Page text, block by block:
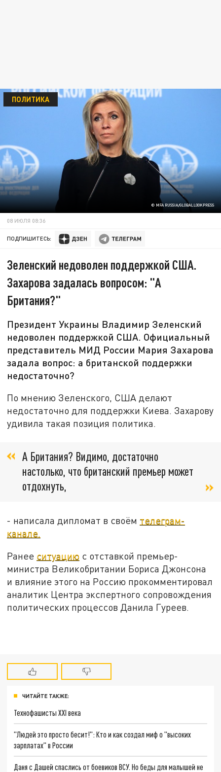
© MFA RUSSIA/GLOBALLOOKPRESS
ПОЛИТИКА
08 ИЮЛЯ 08:36
ПОДПИШИТЕСЬ:
Зеленский недоволен поддержкой США.
Захарова задалась вопросом: "А
Британия?"
Президент Украины Владимир Зеленский
недоволен поддержкой США. Официальный
представитель МИД России Мария Захарова
задала вопрос: а британской поддержки
недостаточно?
По мнению Зеленского, США делают
недостаточно для поддержки Киева. Захарову
удивила такая позиция политика.
А Британия? Видимо, достаточно
настолько, что британский премьер может
отдохнуть,
- написала дипломат в своём телеграм-
канале.
Ранее ситуацию с отставкой премьер-
министра Великобритании Бориса Джонсона
и влияние этого на Россию прокомментировал
аналитик Центра экспертного сопровождения
политических процессов Данила Гуреев.
ЧИТАЙТЕ ТАКЖЕ:
Технофашисты XXI века
"Людей это просто бесит!": Кто и как создал миф о "высоких
зарплатах" в России
Даня с Дашей спаслись от боевиков ВСУ. Но беды для малышей не